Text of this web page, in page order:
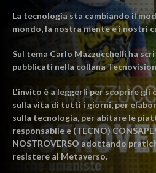
La tecnologia sta cambiando il
mondo, la nostra mente e i nostri
Sul tema Carlo Mazzucchelli ha
pubblicati nella collana
L'invito è a leggerli per scoprire
sulla vita di tutti i giorni, per
sulla tecnologia, per abitare le
responsabile e (TECNO)
NOSTROVERSO adottando
resistere al Metaverso.